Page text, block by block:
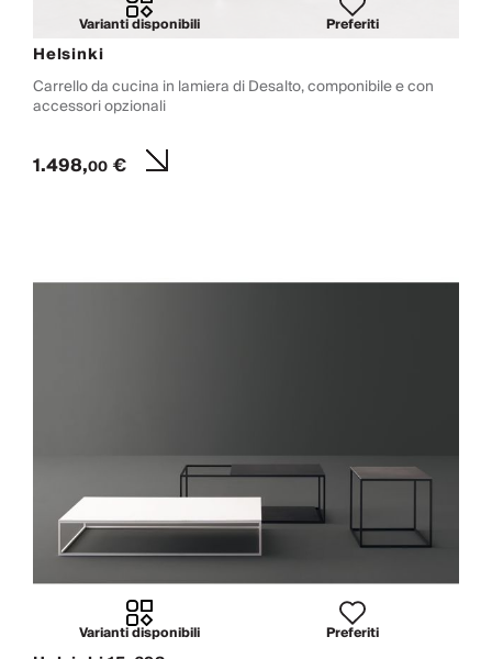
Varianti disponibili Preferiti
Helsinki
Carrello da cucina in lamiera di Desalto, componibile e con
accessori opzionali
1.498,00€
Varianti disponibili Preferiti